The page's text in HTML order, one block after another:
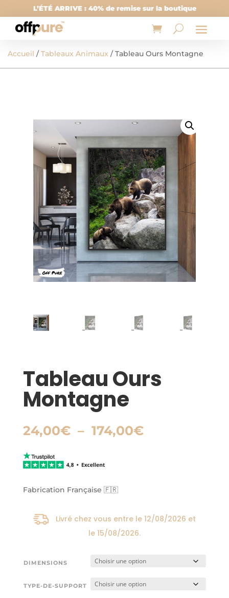
L’ÉTÉ ARRIVE : 40% de remise sur la boutique
Accueil /Tableaux Animaux / Tableau Ours Montagne
Tableau Ours
Montagne
24,00€ – 174,00€Plage
Fabrication Française 🇫🇷
Livré chez vous entre le 12/08/2026 et
le 15/08/2026.
DIMENSIONS
TYPE-DE-SUPPORT